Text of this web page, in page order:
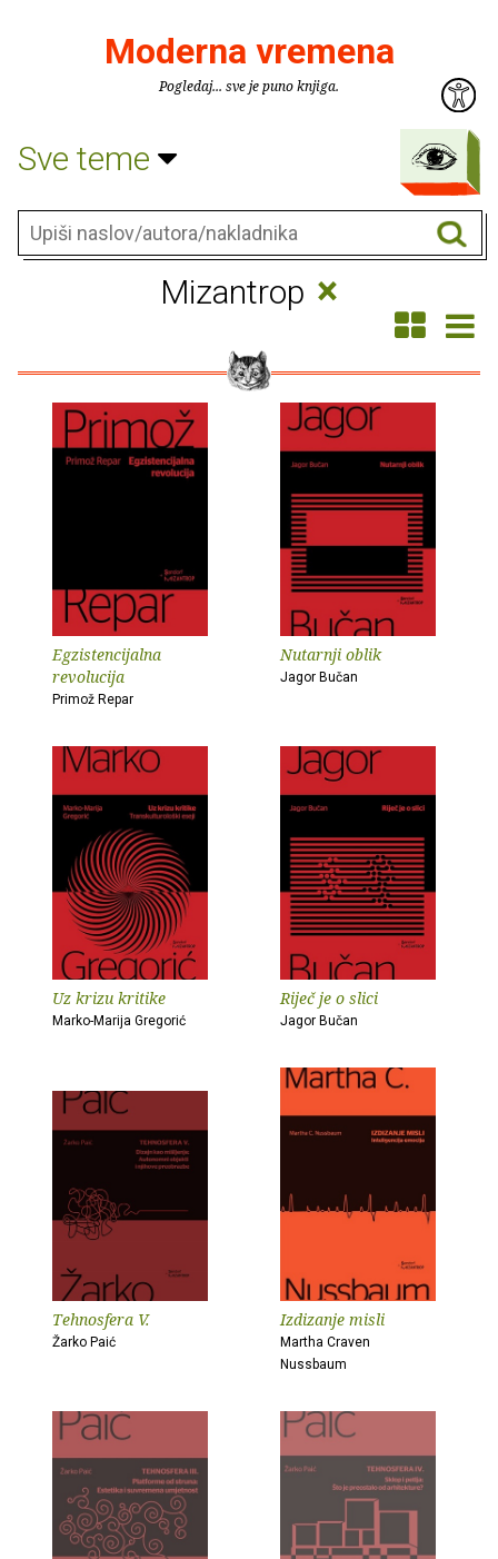
Moderna vremena
Pogledaj... sve je puno knjiga.
Sve teme
Mizantrop ×
Egzistencijalna
revolucija
Primož Repar
Nutarnji oblik
Jagor Bučan
Uz krizu kritike
Marko-Marija Gregorić
Riječ je o slici
Jagor Bučan
Tehnosfera V.
Žarko Paić
Izdizanje misli
Martha Craven
Nussbaum